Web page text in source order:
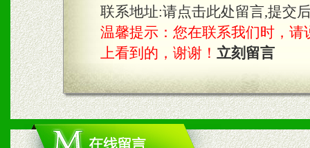
3、根据地方实际情况提供
具。
四、市场操作及支持
1、根据区域市场协助制定
联系地址:请点击此处留言,提交
温馨提示：您在联系我们时，请
上看到的，谢谢！ 立刻留言